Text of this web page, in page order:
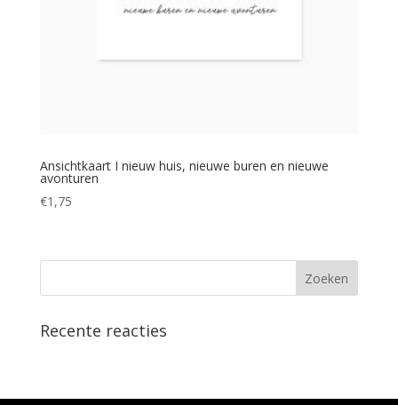
Ansichtkaart I nieuw huis, nieuwe buren en nieuwe
avonturen
€1,75
Recente reacties